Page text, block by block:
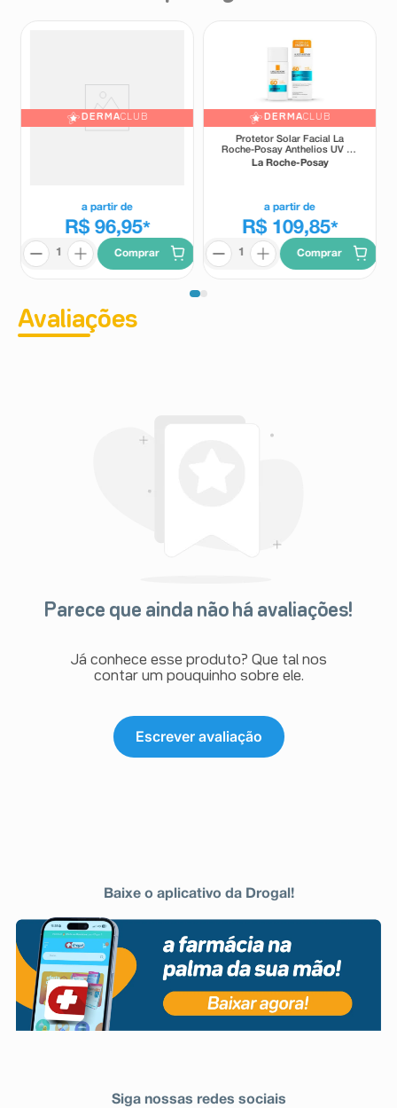
DERMACLUB
a partir de
R$ 96,95*
Comprar
DERMACLUB
Protetor Solar Facial La
Roche-Posay Anthelios UV Air
FPS60 Sem Cor 45ml
La Roche-Posay
a partir de
R$ 109,85*
Comprar
Avaliações
Parece que ainda não há avaliações!
Já conhece esse produto? Que tal nos
contar um pouquinho sobre ele.
Escrever avaliação
Baixe o aplicativo da Drogal!
Siga nossas redes sociais